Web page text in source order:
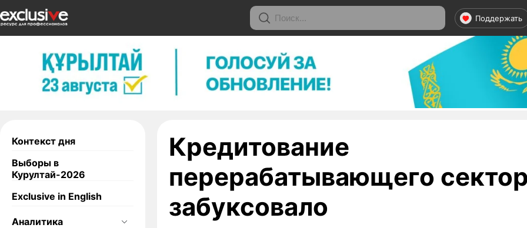
Поддержать
Контекст дня
Выборы в
Курултай-2026
Exclusive in English
Аналитика
Кредитование
перерабатывающего
забуксовало